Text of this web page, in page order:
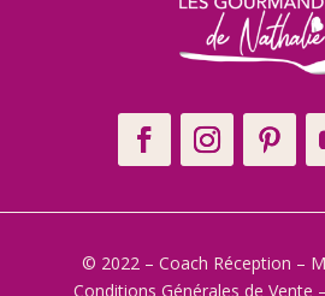
© 2022 – Coach Réception –
Conditions Générales de Vente